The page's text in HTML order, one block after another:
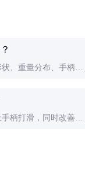
、重量分布、手柄长
柄打滑，同时改善握